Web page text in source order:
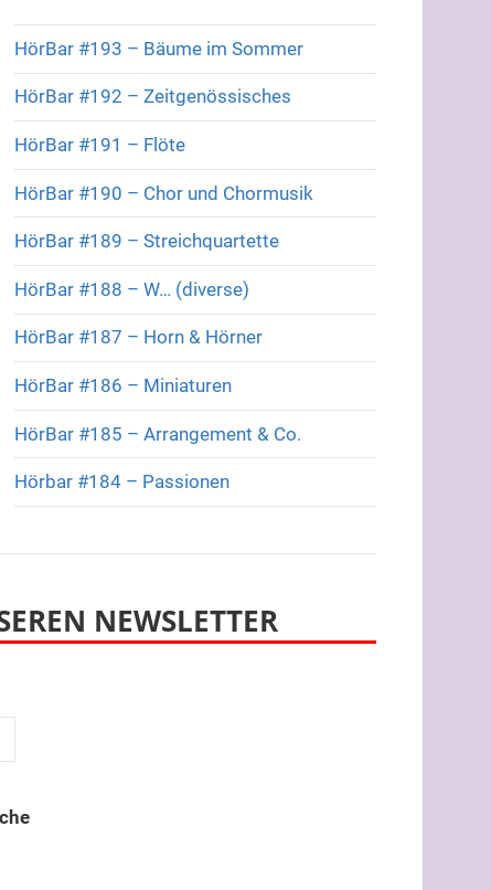
HörBar #193 – Bäume im Sommer
HörBar #192 – Zeitgenössisches
HörBar #191 – Flöte
HörBar #190 – Chor und Chormusik
HörBar #189 – Streichquartette
HörBar #188 – W… (diverse)
HörBar #187 – Horn & Hörner
HörBar #186 – Miniaturen
HörBar #185 – Arrangement & Co.
Hörbar #184 – Passionen
NEWSLETTER